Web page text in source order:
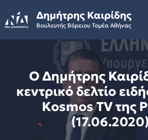
to
content
Δημήτρης Καιρίδης
Βουλευτής Βόρειου Τομέα Αθήνας
Ο Δημήτρης
κεντρικό δελτίο
Κosmos TV της
(17.06.2020)